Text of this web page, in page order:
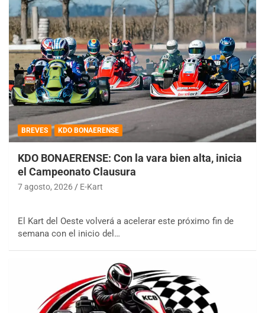
BREVES KDO BONAERENSE
KDO BONAERENSE: Con la vara bien alta, inicia
el Campeonato Clausura
7 agosto, 2026 E-Kart
El Kart del Oeste volverá a acelerar este próximo fin de
semana con el inicio del…